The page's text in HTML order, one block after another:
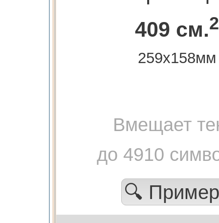
409 см.2
259х158мм
Вмещает
до 4910
🔍